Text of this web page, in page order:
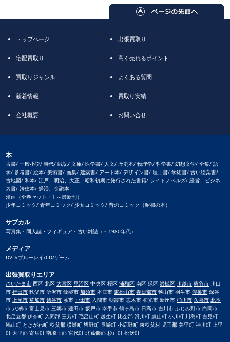
トップページ 出張買取り
宅配買取り 高く売れるポイント
買取りジャンル よくある質問
新着情報 買取り実績
会社概要 お問い合せ
本
古書/ 一般小説/ 時代/ 戦記/ 文庫/ 医学書/ 人文/ 歴史本/ 物理学/ 哲学書/ 幻想文学/ 全集/ 語
学/ 参考書/ 絵本/ 美術書/ 画集/ 建築書/ アート本/ デザイン書/ 理工書/ 学術書/ 古い絵葉書/
古地図/ 和本/ 江戸、明治、大正、昭和初期に発行された書籍/ ライトノベルズ/ 経営、ビジネ
ス書/ 法律本/ 経済、金融本
漫画（全巻セット・1 ～最新刊）
少年コミック/ 青年コミック/ 少女コミック/ 昔のコミック（昭和の本）
サブカル
写真集・同人誌・フィギュア・古い雑誌（～1980年代）
メディア
DVD/ブルーレイ/CD/ゲーム
出張買取りエリア
さいたま市 西区 北区大宮区 見沼区 中央区 桜区浦和区 南区 緑区岩槻区 川越市 熊谷市 川口
市行田市 秩父市 所沢市 飯能市加須市 本庄市東松山市 春日部市 狭山市 羽生市鴻巣市 深谷
市上尾市 草加市 越谷市 蕨市 戸田市 入間市 朝霞市 志木市 和光市 新座市桶川市 久喜市 北本
市 八潮市 富士見市 三郷市 蓮田市坂戸市 幸手市鶴ヶ島市 日高市 吉川市 ふじみ野市 白岡市
北足立郡 伊奈町 入間郡 三芳町 毛呂山町 越生町 比企郡 滑川町 嵐山町 小川町 川島町 吉見町
鳩山町 ときがわ町 秩父郡 横瀬町 皆野町 長瀞町 小鹿野町 東秩父村 児玉郡 美里町 神川町 上里
町 大里郡 寄居町 南埼玉郡 宮代町 北葛飾郡 杉戸町 松伏町